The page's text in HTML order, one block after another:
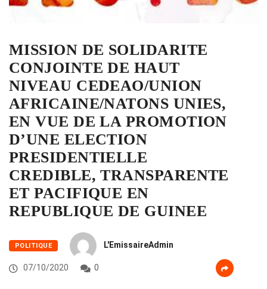
MISSION DE SOLIDARITE
CONJOINTE DE HAUT
NIVEAU CEDEAO/UNION
AFRICAINE/NATONS UNIES,
EN VUE DE LA PROMOTION
D’UNE ELECTION
PRESIDENTIELLE
CREDIBLE, TRANSPARENTE
ET PACIFIQUE EN
REPUBLIQUE DE GUINEE
POLITIQUE L'EmissaireAdmin
07/10/2020 0